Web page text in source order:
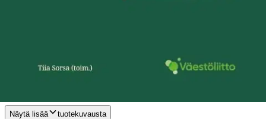
vaikutuksia niillä on ekologiselle, inhimilliselle ja taloudelliselle
kestävyydelle. Ovatko ne hyväksi vai pahaksi kestävyyden eri osa-
Näytä lisää tuotekuvausta